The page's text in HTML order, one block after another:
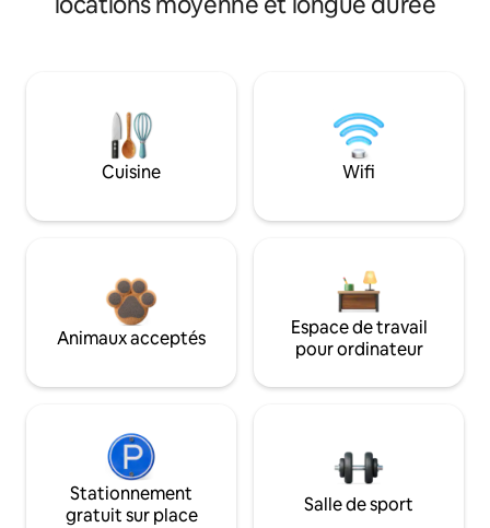
Cuisine Wifi
Animaux acceptés
Espace de travail
pour ordinateur
Stationnement
gratuit sur place
Salle de sport